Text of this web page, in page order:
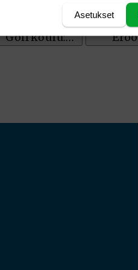
Asetukset